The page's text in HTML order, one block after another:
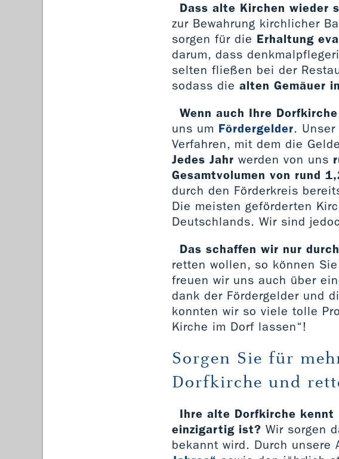
Dass alte Kirchen wieder
zur Bewahrung kirchlicher
sorgen für die Erhaltung
darum, dass
selten fließen bei der
sodass die alten Gemäuer
Wenn auch Ihre
uns um Fördergelder.
Verfahren, mit dem die
Jedes Jahr werden von uns
Gesamtvolumen von rund
durch den Förderkreis
Die meisten geförderten
Deutschlands. Wir sind
Das schaffen wir nur
retten wollen, so können
freuen wir uns auch über
dank der Fördergelder und
konnten wir so viele tolle
Kirche im Dorf lassen“!
Sorgen Sie für
Dorfkirche und
Ihre alte Dorfkirche kennt
einzigartig ist? Wir sorgen
bekannt wird. Durch unsere